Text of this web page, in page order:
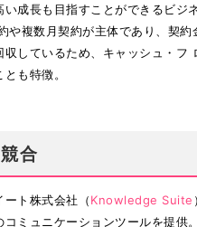
い成長も目指すことができるビジ
や複数月契約が主体であり、契約
収しているため、キャッシュ・フ
も特徴。
合
ート株式会社（Knowledge Suite ）
ミュニケーションツールを提供。